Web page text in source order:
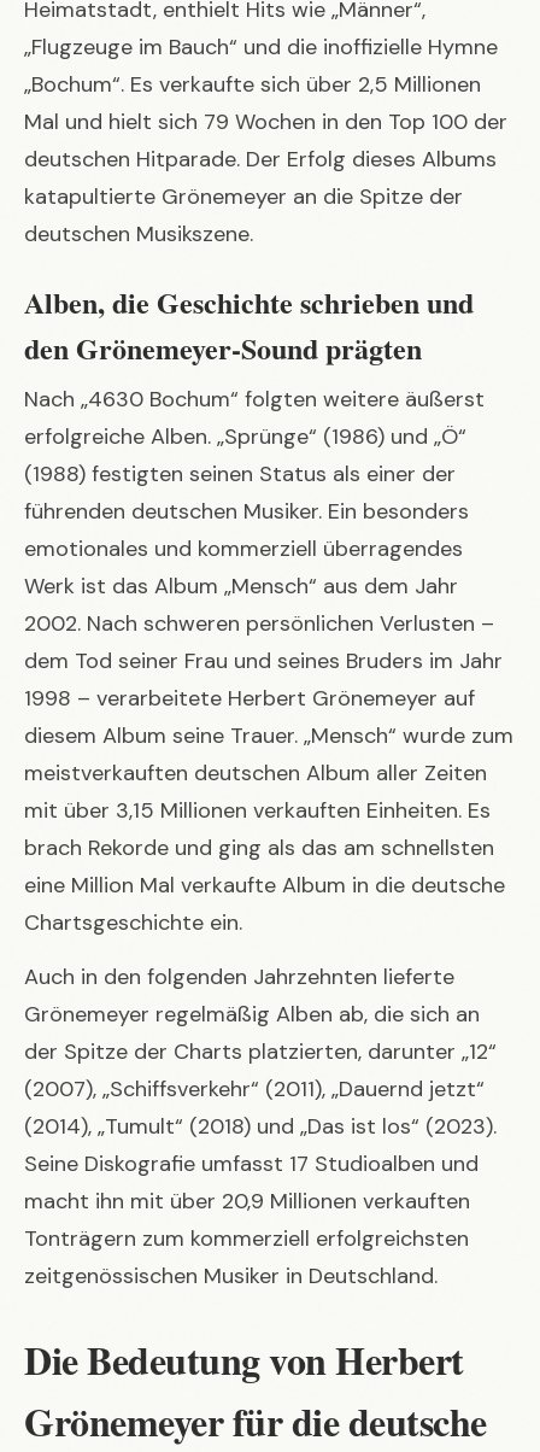
Heimatstadt, enthielt Hits wie „Männer“,
„Flugzeuge im Bauch“ und die inoffizielle Hymne
„Bochum“. Es verkaufte sich über 2,5 Millionen
Mal und hielt sich 79 Wochen in den Top 100 der
deutschen Hitparade. Der Erfolg dieses Albums
katapultierte Grönemeyer an die Spitze der
deutschen Musikszene.
Alben, die Geschichte schrieben und
den Grönemeyer-Sound prägten
Nach „4630 Bochum“ folgten weitere äußerst
erfolgreiche Alben. „Sprünge“ (1986) und „Ö“
(1988) festigten seinen Status als einer der
führenden deutschen Musiker. Ein besonders
emotionales und kommerziell überragendes
Werk ist das Album „Mensch“ aus dem Jahr
2002. Nach schweren persönlichen Verlusten –
dem Tod seiner Frau und seines Bruders im Jahr
1998 – verarbeitete Herbert Grönemeyer auf
diesem Album seine Trauer. „Mensch“ wurde zum
meistverkauften deutschen Album aller Zeiten
mit über 3,15 Millionen verkauften Einheiten. Es
brach Rekorde und ging als das am schnellsten
eine Million Mal verkaufte Album in die deutsche
Chartsgeschichte ein.
Auch in den folgenden Jahrzehnten lieferte
Grönemeyer regelmäßig Alben ab, die sich an
der Spitze der Charts platzierten, darunter „12“
(2007), „Schiffsverkehr“ (2011), „Dauernd jetzt“
(2014), „Tumult“ (2018) und „Das ist los“ (2023).
Seine Diskografie umfasst 17 Studioalben und
macht ihn mit über 20,9 Millionen verkauften
Tonträgern zum kommerziell erfolgreichsten
zeitgenössischen Musiker in Deutschland.
Die Bedeutung von Herbert
Grönemeyer für die deutsche